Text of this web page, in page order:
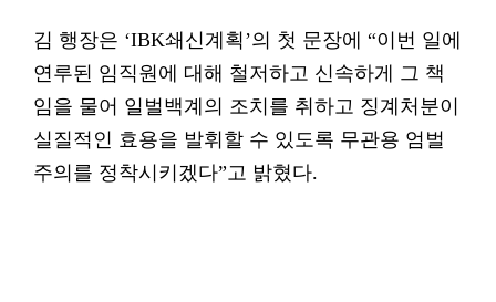
김 행장은 ‘IBK쇄신계획’의 첫 문장에 “이번 일에
연루된 임직원에 대해 철저하고 신속하게 그 책
임을 물어 일벌백계의 조치를 취하고 징계처분이
실질적인 효용을 발휘할 수 있도록 무관용 엄벌
주의를 정착시키겠다”고 밝혔다.